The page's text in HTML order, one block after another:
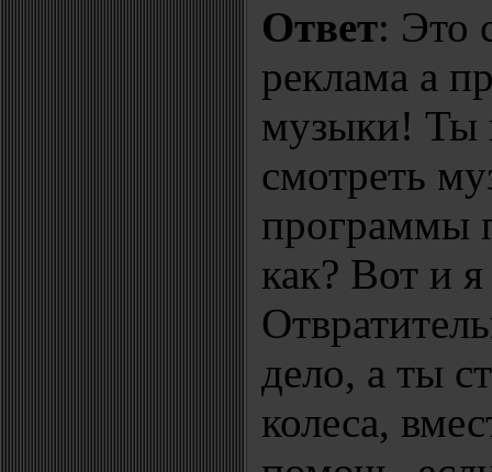
Ответ: Это
реклама а
музыки! Ты
смотреть
программы
как? Вот и
дело, а ты
колеса,